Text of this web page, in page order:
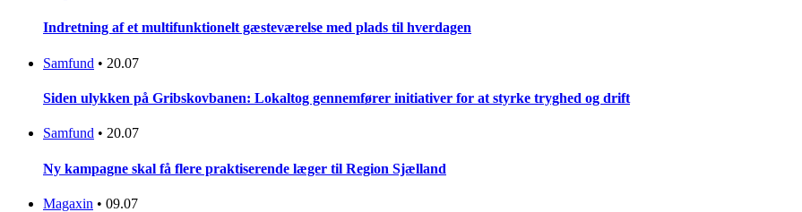
Indretning af et multifunktionelt gæsteværelse med plads til hverdagen
Samfund • 20.07
Siden ulykken på Gribskovbanen: Lokaltog gennemfører initiativer for at styrke tryghed og drift
Samfund • 20.07
Ny kampagne skal få flere praktiserende læger til Region Sjælland
Magaxin • 09.07